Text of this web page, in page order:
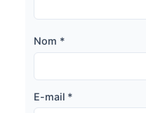
Nom *
E-mail *